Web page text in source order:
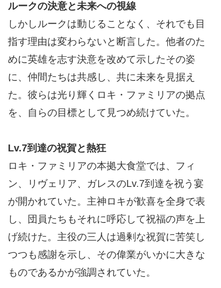
ルークの決意と未来への視線
しかしルークは動じることなく、それでも目
指す理由は変わらないと断言した。他者のた
めに英雄を志す決意を改めて示したその姿
に、仲間たちは共感し、共に未来を見据え
た。彼らは光り輝くロキ・ファミリアの拠点
を、自らの目標として見つめ続けていた。
Lv.7到達の祝賀と熱狂
ロキ・ファミリアの本拠大食堂では、フィ
ン、リヴェリア、ガレスのLv.7到達を祝う宴
が開かれていた。主神ロキが歓喜を全身で表
し、団員たちもそれに呼応して祝福の声を上
げ続けた。主役の三人は過剰な祝賀に苦笑し
つつも感謝を示し、その偉業がいかに大きな
ものであるかが強調されていた。